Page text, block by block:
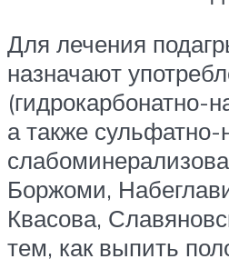
Для лечения
назначают
(гидрокарбонатно-
а также
Боржоми,
Квасова,
тем, как выпить